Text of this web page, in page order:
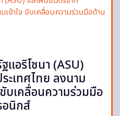
แอริโซนา (ASU)
ะเทศไทย ลงนาม
บเคลื่อนความร่วมมือ
อนิกส์